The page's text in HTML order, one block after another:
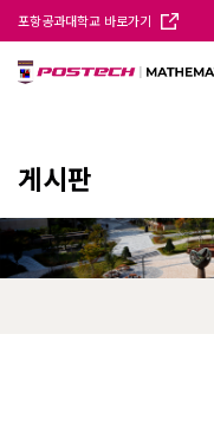
포항공과대학교 바로가기
게시판